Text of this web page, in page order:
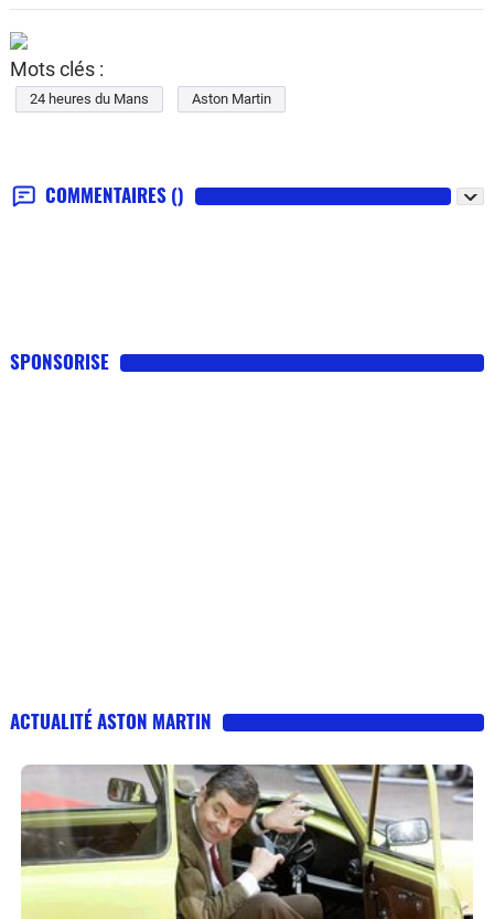
Mots clés :
24 heures du Mans Aston Martin
COMMENTAIRES ()
SPONSORISE
ACTUALITÉ ASTON MARTIN